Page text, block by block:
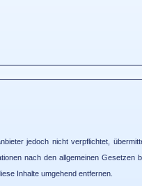
jedoch nicht verpflichtet,
nach den allgemeinen Gesetzen
Inhalte umgehend entfernen.